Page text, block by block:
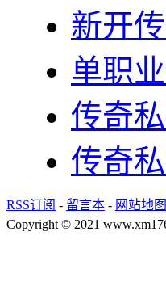
新开
单职
传奇
传奇
RSS订阅 - 留言本 - 网站地图
Copyright © 2021